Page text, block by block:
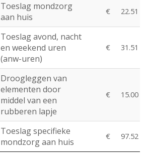
Toeslag mondzorg
aan huis
€ 22.51
Toeslag avond, nacht
en weekend uren
(anw-uren)
€ 31.51
Droogleggen van
elementen door
middel van een
rubberen lapje
€ 15.00
Toeslag specifieke
mondzorg aan huis
€ 97.52